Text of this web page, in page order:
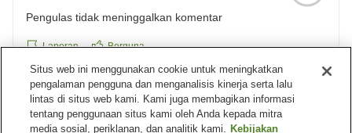
Pengulas tidak meninggalkan komentar
Laporan Berguna
Tamu terverifikasi
Situs web ini menggunakan cookie untuk meningkatkan
pengalaman pengguna dan menganalisis kinerja serta lalu
lintas di situs web kami. Kami juga membagikan informasi
tentang penggunaan situs kami oleh Anda kepada mitra
media sosial, periklanan, dan analitik kami. Kebijakan